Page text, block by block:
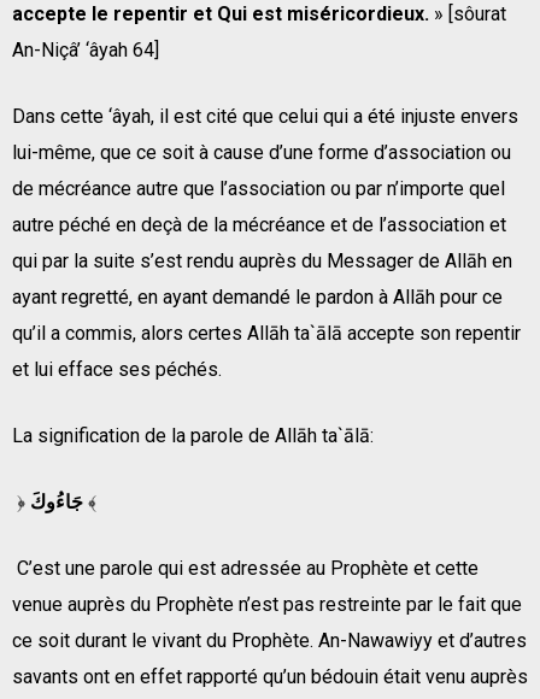
accepte le repentir et Qui est miséricordieux. » [sôurat
An-Niçâ’ ‘âyah 64]
Dans cette ‘âyah, il est cité que celui qui a été injuste envers
lui-même, que ce soit à cause d’une forme d’association ou
de mécréance autre que l’association ou par n’importe quel
autre péché en deçà de la mécréance et de l’association et
qui par la suite s’est rendu auprès du Messager de Allāh en
ayant regretté, en ayant demandé le pardon à Allāh pour ce
qu’il a commis, alors certes Allāh ta`ālā accepte son repentir
et lui efface ses péchés.
La signification de la parole de Allāh ta`ālā:
﴿ ﴾
C’est une parole qui est adressée au Prophète et cette
venue auprès du Prophète n’est pas restreinte par le fait que
ce soit durant le vivant du Prophète. An-Nawawiyy et d’autres
savants ont en effet rapporté qu’un bédouin était venu auprès